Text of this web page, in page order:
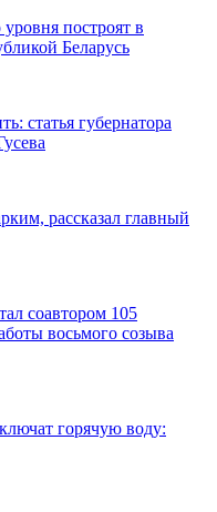
построят в
Беларусь
статья губернатора
рассказал главный
соавтором 105
восьмого созыва
горячую воду: